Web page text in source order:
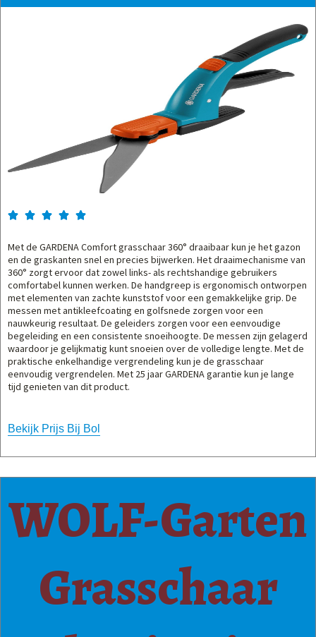
    
Met de GARDENA Comfort grasschaar 360° draaibaar kun je het gazon
en de graskanten snel en precies bijwerken. Het draaimechanisme van
360° zorgt ervoor dat zowel links- als rechtshandige gebruikers
comfortabel kunnen werken. De handgreep is ergonomisch ontworpen
met elementen van zachte kunststof voor een gemakkelijke grip. De
messen met antikleefcoating en golfsnede zorgen voor een
nauwkeurig resultaat. De geleiders zorgen voor een eenvoudige
begeleiding en een consistente snoeihoogte. De messen zijn gelagerd
waardoor je gelijkmatig kunt snoeien over de volledige lengte. Met de
praktische enkelhandige vergrendeling kun je de grasschaar
eenvoudig vergrendelen. Met 25 jaar GARDENA garantie kun je lange
tijd genieten van dit product.
Bekijk Prijs Bij Bol
WOLF-Garten
Grasschaar